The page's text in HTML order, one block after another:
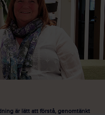
är lätt att förstå, genomtänkt